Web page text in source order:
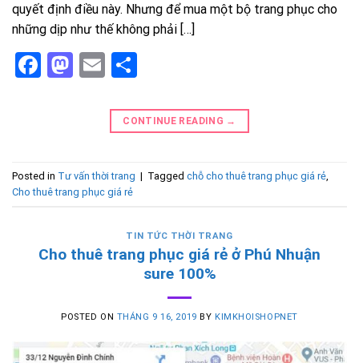
quyết định điều này. Nhưng để mua một bộ trang phục cho
những dịp như thế không phải […]
Facebook
Mastodon
Email
CONTINUE READING →
Posted in Tư vấn thời trang | Tagged chỗ cho thuê trang phục giá rẻ
Cho thuê trang phục giá rẻ
TIN TỨC THỜI TRANG
Cho thuê trang phục giá rẻ ở Phú Nhuận
sure 100%
POSTED ON THÁNG 9 16, 2019 BY KIMKHOISHOPNET